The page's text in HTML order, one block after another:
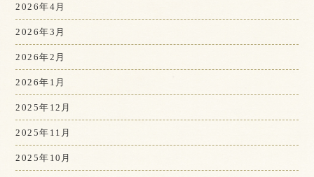
2026年4月
2026年3月
2026年2月
2026年1月
2025年12月
2025年11月
2025年10月